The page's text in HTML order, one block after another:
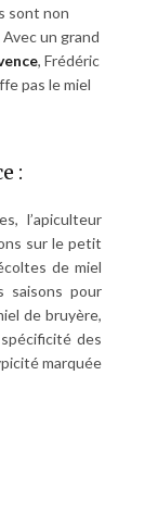
sont non
un grand
, Frédéric
pas le miel
:
l’apiculteur
sur le petit
de miel
saisons pour
de bruyère,
des
marquée